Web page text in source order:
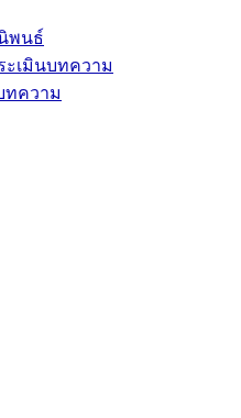
พนธ์
เมินบทความ
ทความ